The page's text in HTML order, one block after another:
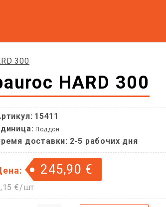
300
HARD 300
15411
Поддон
доставки: 2-5 рабочих дня
245,90 €
€/шт